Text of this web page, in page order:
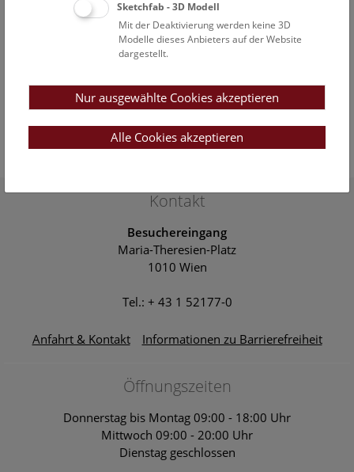
08. Aug. 2026, 11:15 Uhr
Mini-Treff ab 3 Jahren: Donau-Auenland
08. Aug. 2026, 11:45 Uhr
Kontakt
Besuchereingang
Maria-Theresien-Platz
1010 Wien
Tel.: + 43 1 52177-0
Anfahrt & Kontakt Informationen zu Barrierefreiheit
Öffnungszeiten
Donnerstag bis Montag 09:00 - 18:00 Uhr
Mittwoch 09:00 - 20:00 Uhr
Dienstag geschlossen
Sketchfab - 3D Modell
Mit der Deaktivierung werden keine 3D
Modelle dieses Anbieters auf der Website
dargestellt.
Nur ausgewählte Cookies akzeptieren
Alle Cookies akzeptieren